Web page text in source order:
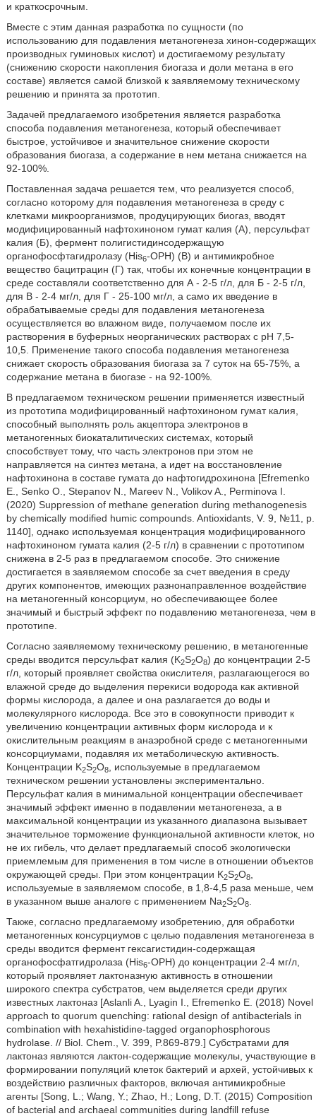
и краткосрочным.
Вместе с этим данная разработка по сущности (по
использованию для подавления метаногенеза хинон-содержащих
производных гуминовых кислот) и достигаемому результату
(снижению скорости накопления биогаза и доли метана в его
составе) является самой близкой к заявляемому техническому
решению и принята за прототип.
Задачей предлагаемого изобретения является разработка
способа подавления метаногенеза, который обеспечивает
быстрое, устойчивое и значительное снижение скорости
образования биогаза, а содержание в нем метана снижается на
92-100%.
Поставленная задача решается тем, что реализуется способ,
согласно которому для подавления метаногенеза в среду с
клетками микроорганизмов, продуцирующих биогаз, вводят
модифицированный нафтохиноном гумат калия (А), персульфат
калия (Б), фермент полигистидинсодержащую
органофосфтагидролазу (His6-OPH) (В) и антимикробное
вещество бацитрацин (Г) так, чтобы их конечные концентрации в
среде составляли соответственно для А - 2-5 г/л, для Б - 2-5 г/л,
для В - 2-4 мг/л, для Г - 25-100 мг/л, а само их введение в
обрабатываемые среды для подавления метаногенеза
осуществляется во влажном виде, получаемом после их
растворения в буферных неорганических растворах с рН 7,5-
10,5. Применение такого способа подавления метаногенеза
снижает скорость образования биогаза за 7 суток на 65-75%, а
содержание метана в биогазе - на 92-100%.
В предлагаемом техническом решении применяется известный
из прототипа модифицированный нафтохиноном гумат калия,
способный выполнять роль акцептора электронов в
метаногенных биокаталитических системах, который
способствует тому, что часть электронов при этом не
направляется на синтез метана, а идет на восстановление
нафтохинона в составе гумата до нафтогидрохинона [Efremenko
E., Senko О., Stepanov N., Mareev N., Volikov A., Perminova I.
(2020) Suppression of methane generation during methanogenesis
by chemically modified humic compounds. Antioxidants, V. 9, №11, p.
1140], однако используемая концентрация модифицированного
нафтохиноном гумата калия (2-5 г/л) в сравнении с прототипом
снижена в 2-5 раз в предлагаемом способе. Это снижение
достигается в заявляемом способе за счет введения в среду
других компонентов, имеющих разнонаправленное воздействие
на метаногенный консорциум, но обеспечивающее более
значимый и быстрый эффект по подавлению метаногенеза, чем в
прототипе.
Согласно заявляемому техническому решению, в метаногенные
среды вводится персульфат калия (K2S2O8) до концентрации 2-5
г/л, который проявляет свойства окислителя, разлагающегося во
влажной среде до выделения перекиси водорода как активной
формы кислорода, а далее и она разлагается до воды и
молекулярного кислорода. Все это в совокупности приводит к
увеличению концентрации активных форм кислорода и к
окислительным реакциям в анаэробной среде с метаногенными
консорциумами, подавляя их метаболическую активность.
Концентрации K2S2O8, используемые в предлагаемом
техническом решении установлены экспериментально.
Персульфат калия в минимальной концентрации обеспечивает
значимый эффект именно в подавлении метаногенеза, а в
максимальной концентрации из указанного диапазона вызывает
значительное торможение функциональной активности клеток, но
не их гибель, что делает предлагаемый способ экологически
приемлемым для применения в том числе в отношении объектов
окружающей среды. При этом концентрации K2S2O8,
используемые в заявляемом способе, в 1,8-4,5 раза меньше, чем
в указанном выше аналоге с применением Na2S2O8.
Также, согласно предлагаемому изобретению, для обработки
метаногенных консурциумов с целью подавления метаногенеза в
среды вводится фермент гексагистидин-содержащая
органофосфатгидролаза (His6-ОРН) до концентрации 2-4 мг/л,
который проявляет лактоназную активность в отношении
широкого спектра субстратов, чем выделяется среди других
известных лактоназ [Aslanli A., Lyagin I., Efremenko E. (2018) Novel
approach to quorum quenching: rational design of antibacterials in
combination with hexahistidine-tagged organophosphorous
hydrolase. // Biol. Chem., V. 399, P.869-879.] Субстратами для
лактоназ являются лактон-содержащие молекулы, участвующие в
формировании популяций клеток бактерий и архей, устойчивых к
воздействию различных факторов, включая антимикробные
агенты [Song, L.; Wang, Y.; Zhao, H.; Long, D.T. (2015) Composition
of bacterial and archaeal communities during landfill refuse